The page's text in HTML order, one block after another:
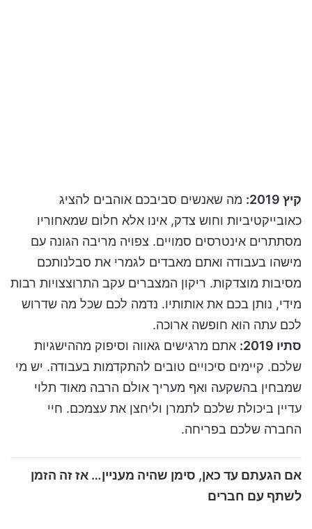
קיץ 2019:
מה שאנשים סביבכם אוהבים להציג
כאובייקטיביות וחוש צדק, אינו אלא חלום שמאחוריו
מסתתרים אינטרסים סמויים. צפויה מריבה הגונה עם
מישהו בעבודה ואתם מאבדים לגמרי את סבלנותכם
מסיבות מוצדקות. ריקון המצברים עקב התרוצצויות רבות
מידי, נותן בכם את אותותיו. נדמה לכם שכל מה שדרוש
לכם עתה הוא חופשה ארוכה.
סתיו 2019:
אתם מרגישים גאווה וסיפוק מההישגיות
שלכם. קיימים סיכויים טובים להתקדמות בעבודה. יש מי
שמבחין בהשקעה ואף מעריך אולם הרבה מאוד תלוי
עדיין ביכולת שלכם לתמרן וליחצן את עצמכם. חיי
החברה שלכם בפריחה.
אם הגעתם עד כאן, סימן שהיה מעניין… אז זה הזמן
לשתף עם חברים